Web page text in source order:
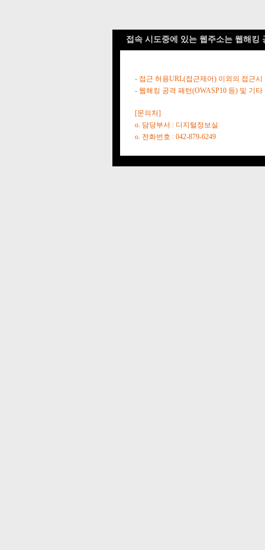
접속 시도중에 있는 웹주소는 웹해킹
- 접근 허용URL(접근제어) 이외의 접근시
- 웹해킹 공격 패턴(OWASP10 등) 및 기
[문의처]
o. 담당부서 : 디지털정보실
o. 전화번호 : 042-879-6249